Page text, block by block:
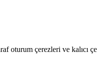
oturum çerezleri ve kalıcı